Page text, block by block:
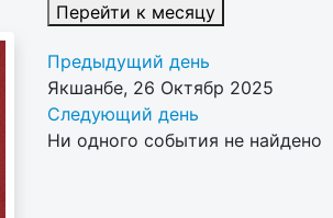
Перейти к месяцу
Предыдущий день
Якшанбе, 26 Октябр 2025
Следующий день
Ни одного события не найдено